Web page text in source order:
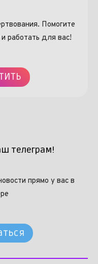
Помогите
работать для вас!
телеграм!
прямо у вас в